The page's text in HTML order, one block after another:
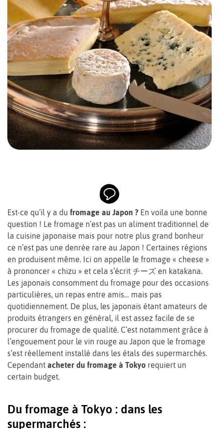
Est-ce qu’il y a du fromage au Japon ? En voila une bonne
question ! Le fromage n’est pas un aliment traditionnel de
la cuisine japonaise mais pour notre plus grand bonheur
ce n’est pas une denrée rare au Japon ! Certaines régions
en produisent même. Ici on appelle le fromage « cheese »
à prononcer « chizu » et cela s’écrit チーズ en katakana.
Les japonais consomment du fromage pour des occasions
particulières, un repas entre amis… mais pas
quotidiennement. De plus, les japonais étant amateurs de
produits étrangers en général, il est assez facile de se
procurer du fromage de qualité. C’est notamment grâce à
l’engouement pour le vin rouge au Japon que le fromage
s’est réellement installé dans les étals des supermarchés.
Cependant acheter du fromage à Tokyo requiert un
certain budget.
Du fromage à Tokyo : dans les
supermarchés :